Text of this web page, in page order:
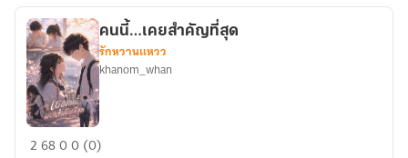
คน
คนนี้…เคยสำคัญที่สุด
รักหวานแหวว
khanom_whan
26800 (0)